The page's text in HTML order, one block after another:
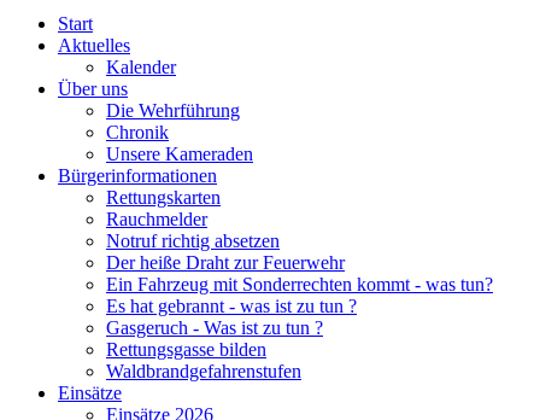
Start
Aktuelles
Kalender
Über uns
Die Wehrführung
Chronik
Unsere Kameraden
Bürgerinformationen
Rettungskarten
Rauchmelder
Notruf richtig absetzen
Der heiße Draht zur Feuerwehr
Ein Fahrzeug mit Sonderrechten kommt - was tun?
Es hat gebrannt - was ist zu tun ?
Gasgeruch - Was ist zu tun ?
Rettungsgasse bilden
Waldbrandgefahrenstufen
Einsätze
Einsätze 2026